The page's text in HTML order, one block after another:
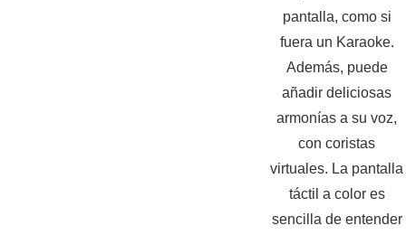
pantalla, como si
fuera un Karaoke.
Además, puede
añadir deliciosas
armonías a su voz,
con coristas
virtuales. La pantalla
táctil a color es
sencilla de entender